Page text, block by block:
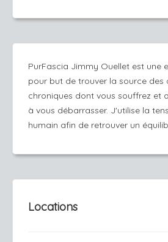
PurFascia Jimmy Ouellet est une
pour but de trouver la source des
chroniques dont vous souffrez et
à vous débarrasser. J'utilise la
humain afin de retrouver un
Locations